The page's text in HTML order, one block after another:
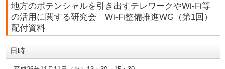
地方のポテンシャルを引き出すテレワークやWi-Fi等
の活用に関する研究会 Wi-Fi整備推進WG（第1回）
配付資料
日時